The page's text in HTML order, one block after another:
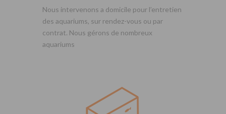
Nous intervenons a domicile pour l’entretien
des aquariums, sur rendez-vous ou par
contrat. Nous gérons de nombreux
aquariums